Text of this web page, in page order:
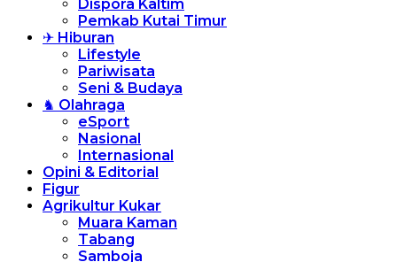
Dispora Kaltim
Pemkab Kutai Timur
✈ Hiburan
Lifestyle
Pariwisata
Seni & Budaya
♞ Olahraga
eSport
Nasional
Internasional
Opini & Editorial
Figur
Agrikultur Kukar
Muara Kaman
Tabang
Samboja